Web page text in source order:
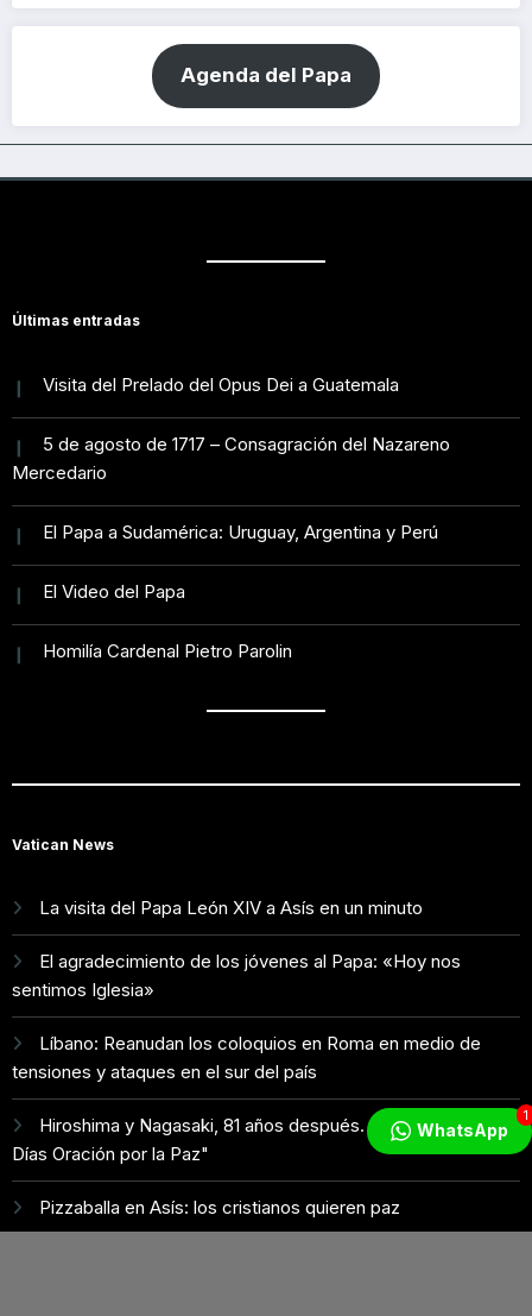
Agenda del Papa
Últimas entradas
Visita del Prelado del Opus Dei a Guatemala
5 de agosto de 1717 – Consagración del Nazareno
Mercedario
El Papa a Sudamérica: Uruguay, Argentina y Perú
El Video del Papa
Homilía Cardenal Pietro Parolin
Vatican News
La visita del Papa León XIV a Asís en un minuto
El agradecimiento de los jóvenes al Papa: «Hoy nos
sentimos Iglesia»
Líbano: Reanudan los coloquios en Roma en medio de
tensiones y ataques en el sur del país
Hiroshima y Nagasaki, 81 años después. Comienzan "Diez
Días Oración por la Paz"
Pizzaballa en Asís: los cristianos quieren paz
WhatsApp
1